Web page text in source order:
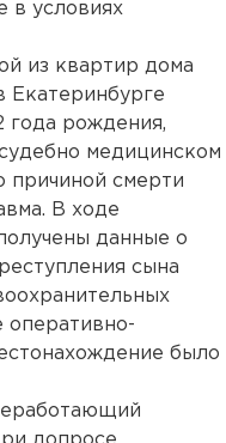
в условиях
из квартир дома
Екатеринбурге
года рождения,
медицинском
причиной смерти
В ходе
данные о
сына
оперативно-
было